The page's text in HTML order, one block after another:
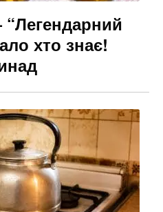
“Легендарний
хто знає!